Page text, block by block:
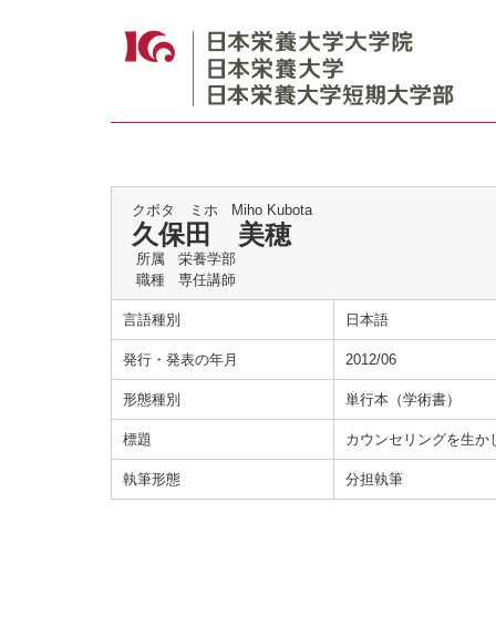
クボタ ミホ Miho Kubota
久保田 美穂
所属
栄養学部
職種
専任講師
言語種別 日本語
発行・発表の年月 2012/06
形態種別 単行本（学術書）
標題 カウンセリングを生か
執筆形態 分担執筆